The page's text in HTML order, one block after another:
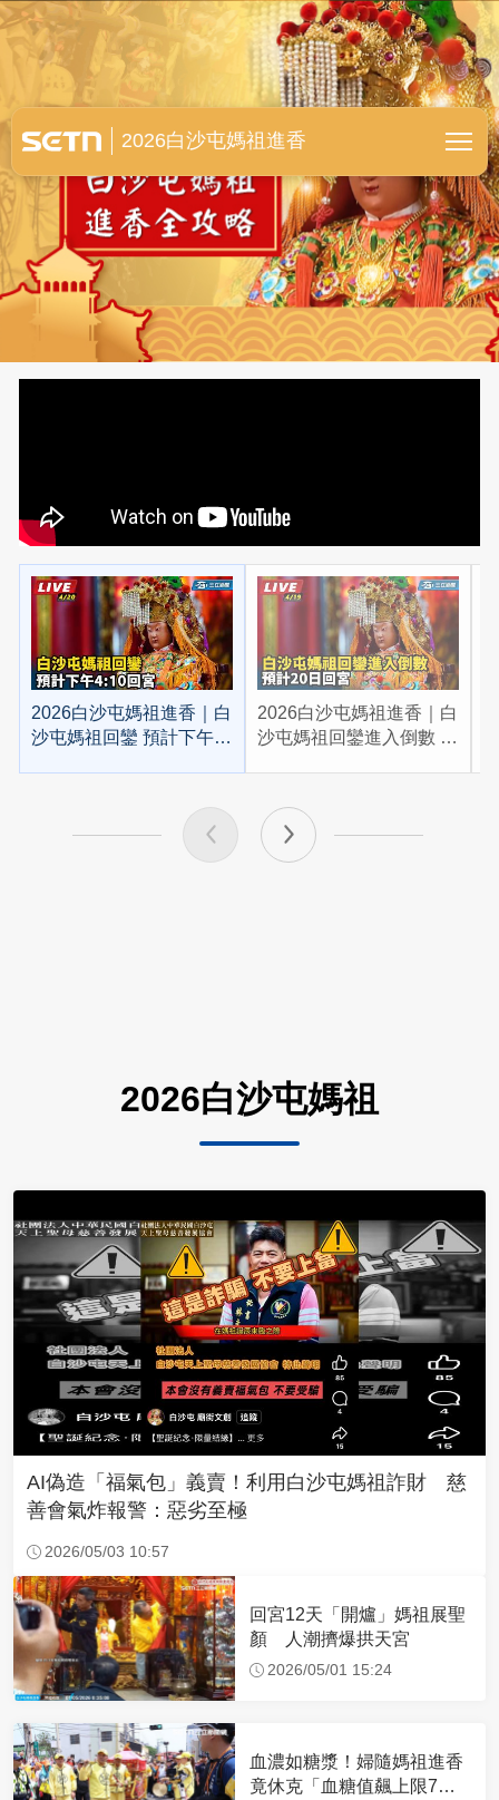
白沙屯媽祖進香全紀錄
2026白沙屯媽祖進香
2026白沙屯媽祖進香｜白
沙屯媽祖回鑾 預計下午
2026白沙屯媽祖進香｜白
沙屯媽祖回鑾進入倒數 預
2026白沙屯媽祖
AI偽造「福氣包」義賣！利用白沙屯媽祖詐財 慈
善會氣炸報警：惡劣至極
2026/05/03 10:57
回宮12天「開爐」媽祖展聖
顏 人潮擠爆拱天宮
2026/05/01 15:24
血濃如糖漿！婦隨媽祖進香
竟休克「血糖值飆上限7